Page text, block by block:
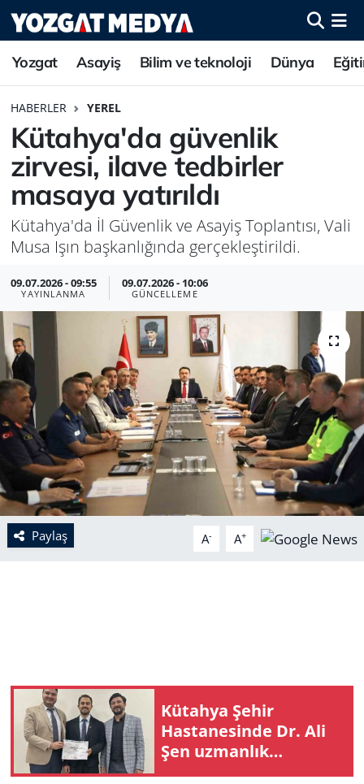
Yozgat Asayiş Bilim ve teknoloji Dünya
HABERLER YEREL
Kütahya'da güvenlik
zirvesi, ilave tedbirler
masaya yatırıldı
Kütahya'da İl Güvenlik ve Asayiş Toplantısı, Vali
Musa Işın başkanlığında gerçekleştirildi.
09.07.2026 - 09:55
YAYINLANMA
09.07.2026 - 10:06
GÜNCELLEME
Paylaş A- A+
Kütahya Şehir
Hastanesinde Dr. Ali
Şen uzmanlık
eğitimini tamamladı